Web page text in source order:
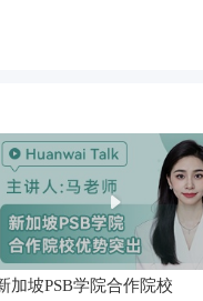
加坡PSB学院合作院校